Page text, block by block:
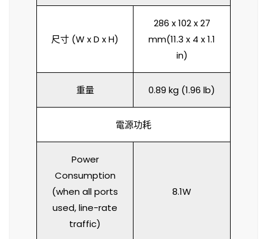
尺寸 (W x D x H)
286 x 102 x 27
mm(11.3 x 4 x 1.1
in)
重量 0.89 kg (1.96 lb)
電源功耗
Power
Consumption
(when all ports
used, line-rate
traffic)
8.1W